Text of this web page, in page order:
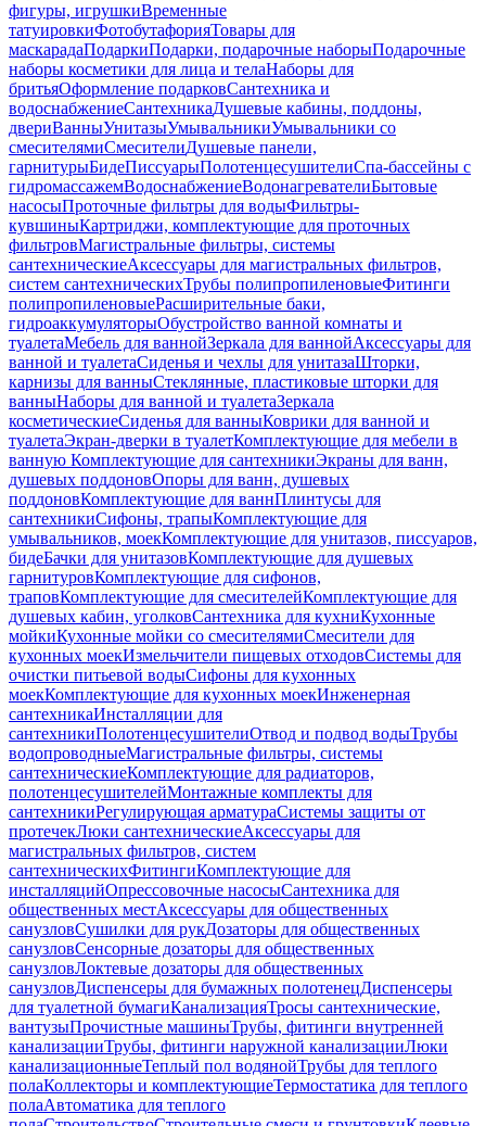
фигуры, игрушкиВременные
татуировкиФотобутафорияТовары для
маскарадаПодаркиПодарки, подарочные наборыПодарочные
наборы косметики для лица и телаНаборы для
бритьяОформление подарковСантехника и
водоснабжениеСантехникаДушевые кабины, поддоны,
двериВанныУнитазыУмывальникиУмывальники со
смесителямиСмесителиДушевые панели,
гарнитурыБидеПиссуарыПолотенцесушителиСпа-бассейны с
гидромассажемВодоснабжениеВодонагревателиБытовые
насосыПроточные фильтры для водыФильтры-
кувшиныКартриджи, комплектующие для проточных
фильтровМагистральные фильтры, системы
сантехническиеАксессуары для магистральных фильтров,
систем сантехническихТрубы полипропиленовыеФитинги
полипропиленовыеРасширительные баки,
гидроаккумуляторыОбустройство ванной комнаты и
туалетаМебель для ваннойЗеркала для ваннойАксессуары для
ванной и туалетаСиденья и чехлы для унитазаШторки,
карнизы для ванныСтеклянные, пластиковые шторки для
ванныНаборы для ванной и туалетаЗеркала
косметическиеСиденья для ванныКоврики для ванной и
туалетаЭкран-дверки в туалетКомплектующие для мебели в
ванную Комплектующие для сантехникиЭкраны для ванн,
душевых поддоновОпоры для ванн, душевых
поддоновКомплектующие для ваннПлинтусы для
сантехникиСифоны, трапыКомплектующие для
умывальников, моекКомплектующие для унитазов, писсуаров,
бидеБачки для унитазовКомплектующие для душевых
гарнитуровКомплектующие для сифонов,
траповКомплектующие для смесителейКомплектующие для
душевых кабин, уголковСантехника для кухниКухонные
мойкиКухонные мойки со смесителямиСмесители для
кухонных моекИзмельчители пищевых отходовСистемы для
очистки питьевой водыСифоны для кухонных
моекКомплектующие для кухонных моекИнженерная
сантехникаИнсталляции для
сантехникиПолотенцесушителиОтвод и подвод водыТрубы
водопроводныеМагистральные фильтры, системы
сантехническиеКомплектующие для радиаторов,
полотенцесушителейМонтажные комплекты для
сантехникиРегулирующая арматураСистемы защиты от
протечекЛюки сантехническиеАксессуары для
магистральных фильтров, систем
сантехническихФитингиКомплектующие для
инсталляцийОпрессовочные насосыСантехника для
общественных местАксессуары для общественных
санузловСушилки для рукДозаторы для общественных
санузловСенсорные дозаторы для общественных
санузловЛоктевые дозаторы для общественных
санузловДиспенсеры для бумажных полотенецДиспенсеры
для туалетной бумагиКанализацияТросы сантехнические,
вантузыПрочистные машиныТрубы, фитинги внутренней
канализацииТрубы, фитинги наружной канализацииЛюки
канализационныеТеплый пол водянойТрубы для теплого
полаКоллекторы и комплектующиеТермостатика для теплого
полаАвтоматика для теплого